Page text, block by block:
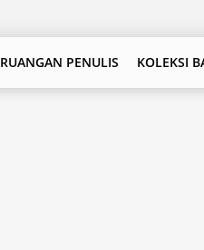
RUANGAN PENULIS KOLEKSI